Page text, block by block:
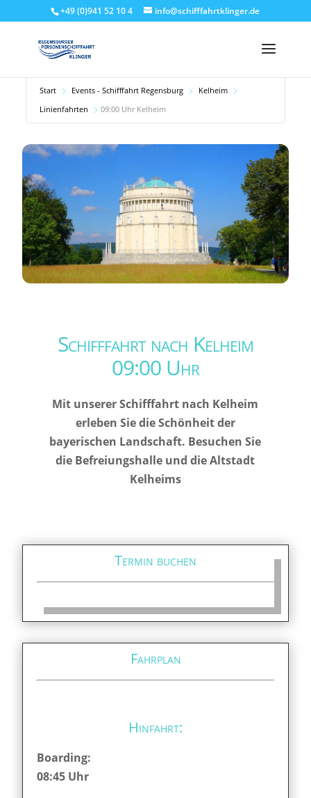
+49 (0)941 52 10 4 info@schifffahrtklinger.de
Start Events - Schifffahrt Regensburg
Kelheim
Linienfahrten
09:00 Uhr Kelheim
Schifffahrt nach Kelheim
09:00 Uhr
Mit unserer Schifffahrt nach Kelheim
erleben Sie die Schönheit der
bayerischen Landschaft. Besuchen Sie
die Befreiungshalle und die Altstadt
Kelheims
Termin buchen
Fahrplan
Hinfahrt:
Boarding:
08:45 Uhr